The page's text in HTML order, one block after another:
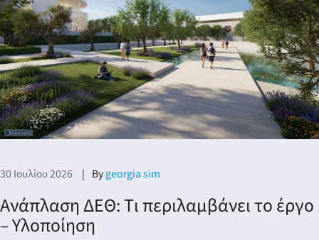
30 Ιουλίου 2026 Bygeorgia sim
Ανάπλαση ΔΕΘ: Tι περιλαμβάνει το έργο
– Υλοποίηση